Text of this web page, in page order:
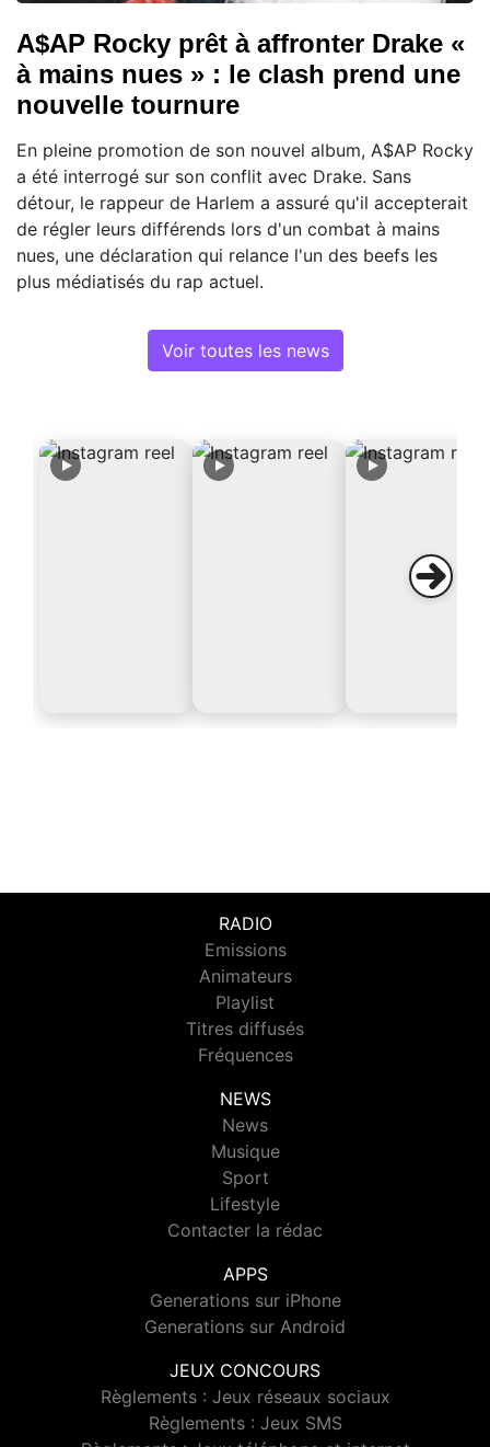
A$AP Rocky prêt à affronter Drake «
à mains nues » : le clash prend une
nouvelle tournure
En pleine promotion de son nouvel album, A$AP Rocky
a été interrogé sur son conflit avec Drake. Sans
détour, le rappeur de Harlem a assuré qu'il accepterait
de régler leurs différends lors d'un combat à mains
nues, une déclaration qui relance l'un des beefs les
plus médiatisés du rap actuel.
Voir toutes les news
RADIO
Emissions
Animateurs
Playlist
Titres diffusés
Fréquences
NEWS
News
Musique
Sport
Lifestyle
Contacter la rédac
APPS
Generations sur iPhone
Generations sur Android
JEUX CONCOURS
Règlements : Jeux réseaux sociaux
Règlements : Jeux SMS